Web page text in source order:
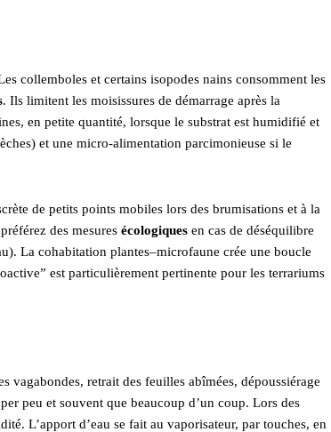
collemboles et certains isopodes nains consomment les
. Ils limitent les moisissures de démarrage après la
en petite quantité, lorsque le substrat est humidifié et
et une micro‑alimentation parcimonieuse si le
de petits points mobiles lors des brumisations et à la
des mesures écologiques en cas de déséquilibre
La cohabitation plantes–microfaune crée une boucle
est particulièrement pertinente pour les terrariums
vagabondes, retrait des feuilles abîmées, dépoussiérage
peu et souvent que beaucoup d’un coup. Lors des
L’apport d’eau se fait au vaporisateur, par touches, en